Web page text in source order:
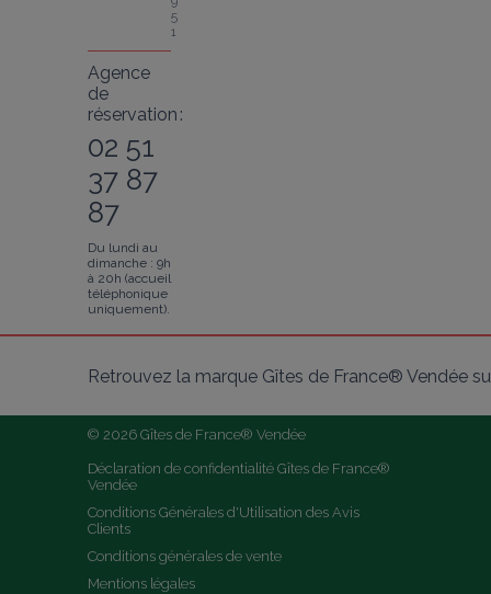
5
1
Agence
de
réservation :
02 51
37 87
87
Du lundi au
dimanche : 9h
à 20h (accueil
téléphonique
uniquement).
Retrouvez la marque Gîtes de France® Vendée
© 2026 Gîtes de France® Vendée
Déclaration de confidentialité Gîtes de France®
Vendée
Conditions Générales d'Utilisation des Avis
Clients
Conditions générales de vente
Mentions légales